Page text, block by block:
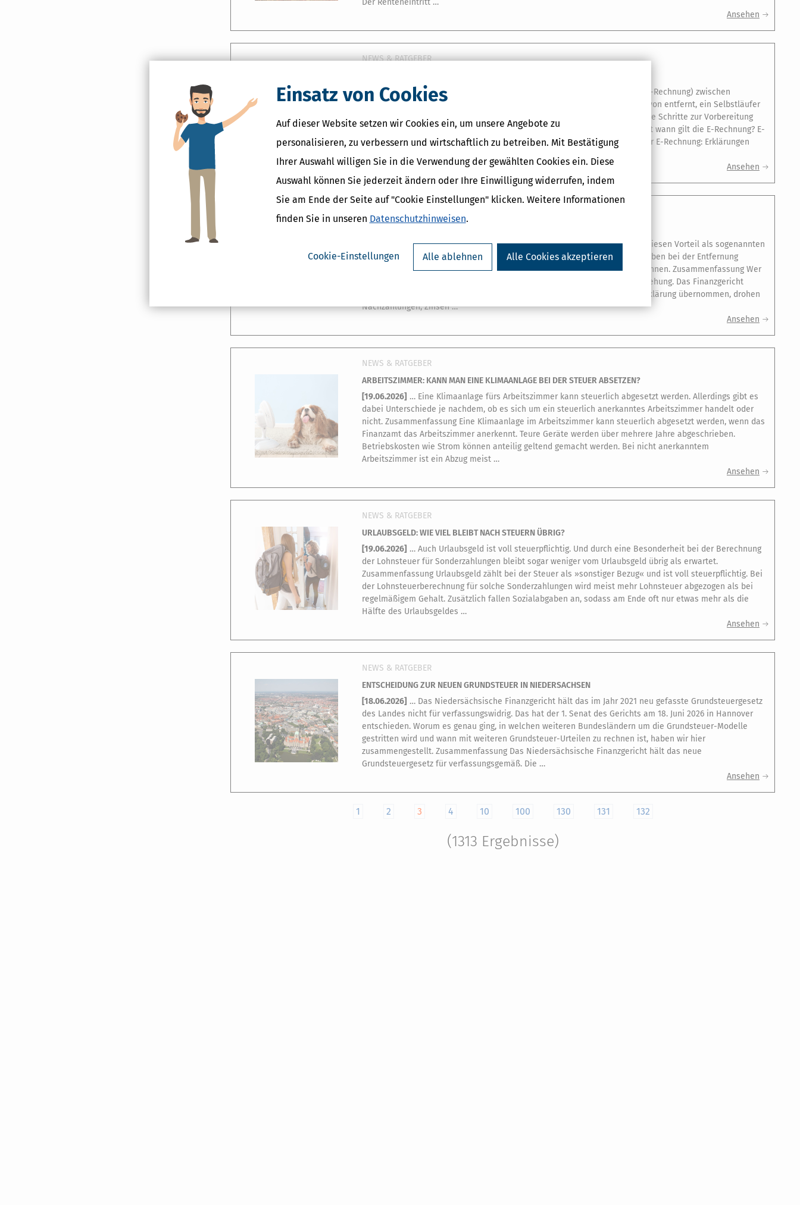
Einsatz von Cookies
Auf dieser Website setzen wir Cookies ein, um unsere Angebote zu
personalisieren, zu verbessern und wirtschaftlich zu betreiben. Mit Bestätigung
Ihrer Auswahl willigen Sie in die Verwendung der gewählten Cookies ein. Diese
Auswahl können Sie jederzeit ändern oder Ihre Einwilligung widerrufen, indem
Sie am Ende der Seite auf "Cookie Einstellungen" klicken. Weitere Informationen
finden Sie in unseren Datenschutzhinweisen.
Cookie-Einstellungen Alle ablehnen Alle Cookies akzeptieren
Der Renteneintritt …
Ansehen
NEWS & RATGEBER
[22.06.2026]… Seit 2025 ist die Verwendung der elektronischen Rechnung (E-Rechnung) zwischen
inländischen Unternehmern Pflicht – doch in der Praxis ist sie noch weit davon entfernt, ein Selbstläufer
zu sein. Wir informieren über Ausnahmen, Übergangsregelungen und wichtige Schritte zur Vorbereitung
von Unternehmen. Inhalt E-Rechnungen zwischen Anspruch und Realität Seit wann gilt die E-Rechnung? E-
Rechnung: Übergangsfristen Ist ein PDF eine E-Rechnung? BMF-Schreiben zur E-Rechnung: Erklärungen
Ansehen
… Wer einen Firmenwagen auch privat nutzen darf, versteuert diesen Vorteil als sogenannten
geldwerten Vorteil. Ein Urteil des FG Niedersachsen zeigt, dass falsche Angaben bei der Entfernung
zwischen Wohnung und erster Tätigkeitsstätte gravierende Folgen haben können. Zusammenfassung Wer
beim Firmenwagen falsche Kilometerangaben macht, begeht Steuerhinterziehung. Das Finanzgericht
Niedersachsen hat dies bestätigt. Wird die zu kurze Strecke in der Steuererklärung übernommen, drohen
Nachzahlungen, Zinsen …
Ansehen
NEWS & RATGEBER
ARBEITSZIMMER: KANN MAN EINE KLIMAANLAGE BEI DER STEUER ABSETZEN?
[19.06.2026] … Eine Klimaanlage fürs Arbeitszimmer kann steuerlich abgesetzt werden. Allerdings gibt es
dabei Unterschiede je nachdem, ob es sich um ein steuerlich anerkanntes Arbeitszimmer handelt oder
nicht. Zusammenfassung Eine Klimaanlage im Arbeitszimmer kann steuerlich abgesetzt werden, wenn das
Finanzamt das Arbeitszimmer anerkennt. Teure Geräte werden über mehrere Jahre abgeschrieben.
Betriebskosten wie Strom können anteilig geltend gemacht werden. Bei nicht anerkanntem
Arbeitszimmer ist ein Abzug meist …
Ansehen
NEWS & RATGEBER
URLAUBSGELD: WIE VIEL BLEIBT NACH STEUERN ÜBRIG?
[19.06.2026] … Auch Urlaubsgeld ist voll steuerpflichtig. Und durch eine Besonderheit bei der Berechnung
der Lohnsteuer für Sonderzahlungen bleibt sogar weniger vom Urlaubsgeld übrig als erwartet.
Zusammenfassung Urlaubsgeld zählt bei der Steuer als »sonstiger Bezug« und ist voll steuerpflichtig. Bei
der Lohnsteuerberechnung für solche Sonderzahlungen wird meist mehr Lohnsteuer abgezogen als bei
regelmäßigem Gehalt. Zusätzlich fallen Sozialabgaben an, sodass am Ende oft nur etwas mehr als die
Hälfte des Urlaubsgeldes …
Ansehen
NEWS & RATGEBER
ENTSCHEIDUNG ZUR NEUEN GRUNDSTEUER IN NIEDERSACHSEN
[18.06.2026] … Das Niedersächsische Finanzgericht hält das im Jahr 2021 neu gefasste Grundsteuergesetz
des Landes nicht für verfassungswidrig. Das hat der 1. Senat des Gerichts am 18. Juni 2026 in Hannover
entschieden. Worum es genau ging, in welchen weiteren Bundesländern um die Grundsteuer-Modelle
gestritten wird und wann mit weiteren Grundsteuer-Urteilen zu rechnen ist, haben wir hier
zusammengestellt. Zusammenfassung Das Niedersächsische Finanzgericht hält das neue
Grundsteuergesetz für verfassungsgemäß. Die …
Ansehen
1 2 3 4 10 100 130 131 132
(1313 Ergebnisse)